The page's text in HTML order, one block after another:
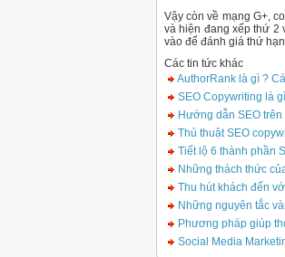
Vậy còn về mạng G+,
và hiện đang xếp thứ 2
vào để đánh giá thứ
Các tin tức khác
AuthorRank là gì ?
SEO Copywriting là
Hướng dẫn SEO
Thủ thuật SEO
Tiết lộ 6 thành phần
Những thách thức
Thu hút khách đến
Những nguyên tắc
Phương pháp giúp
Social Media